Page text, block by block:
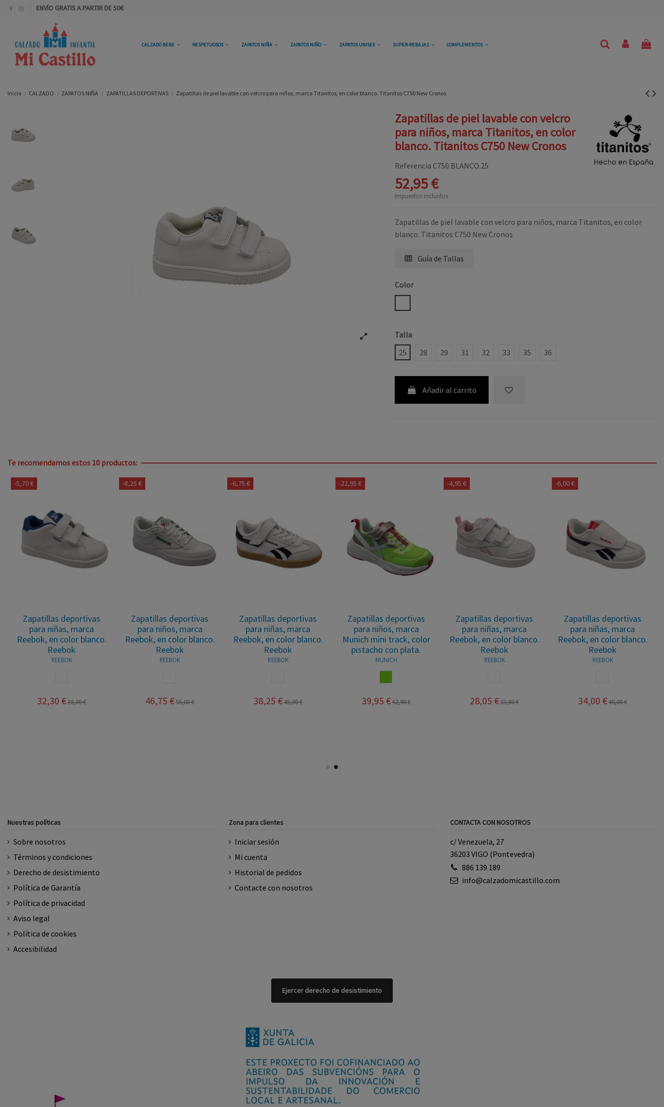
ENVÍO GRATIS A PARTIR DE 50€
CALZADO BEBE RESPETUOSOS ZAPATOS NIÑA ZAPATOS NIÑO ZAPATOS UNISEX SUPER-REBAJAS COMPLEMENTOS
Inicio CALZADO ZAPATOS NIÑA ZAPATILLAS DEPORTIVAS Zapatillas de piel lavable con velcro para niños, marca Titanitos, en color blanco. Titanitos C750 New Cronos
Zapatillas de piel lavable con velcro
para niños, marca Titanitos, en color
blanco. Titanitos C750 New Cronos
Referencia C750.BLANCO.25
52,95 €
Impuestos incluidos
Zapatillas de piel lavable con velcro para niños, marca Titanitos, en color
blanco. Titanitos C750 New Cronos
Guía de Tallas
Color
Talla
25
28 29 31 32 33 35 36
Añadir al carrito
Te recomendamos estos 10 productos:
-5,70 €
Zapatillas deportivas
para niñas, marca
Reebok, en color blanco.
Reebok
REEBOK
32,30 €38,00 €
-8,25 €
Zapatillas deportivas
para niños, marca
Reebok, en color blanco.
Reebok
REEBOK
46,75 €55,00 €
-6,75 €
Zapatillas deportivas
para niñas, marca
Reebok, en color blanco.
Reebok
REEBOK
38,25 €45,00 €
-22,95 €
Zapatillas deportivas
para niños, marca
Munich mini track, color
pistacho con plata.
MUNICH
39,95 €62,90 €
-4,95 €
Zapatillas deportivas
para niñas, marca
Reebok, en color blanco.
Reebok
REEBOK
28,05 €33,00 €
-6,00 €
Zapatillas deportivas
para niñas, marca
Reebok, en color blanco.
Reebok
REEBOK
34,00 €40,00 €
Nuestras políticas
Sobre nosotros
Términos y condiciones
Derecho de desistimiento
Política de Garantía
Política de privacidad
Aviso legal
Política de cookies
Accesibilidad
Zona para clientes
Iniciar sesión
Mi cuenta
Historial de pedidos
Contacte con nosotros
CONTACTA CON NOSOTROS
c/ Venezuela, 27
36203 VIGO (Pontevedra)
886 139 189
info@calzadomicastillo.com
Ejercer derecho de desistimiento